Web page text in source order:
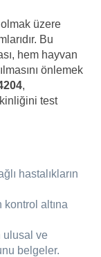
üzere
Bu
hem hayvan
önlemek
,
test
hastalıkların
kontrol altına
ulusal ve
belgeler.